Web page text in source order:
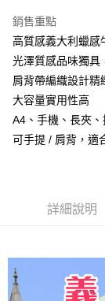
國泰世華商業銀行
臺灣中小企業銀
匯豐（台灣）商
聯邦商業銀行
元大商業銀行
台新國際商業銀行
台灣樂天信用卡
華南商業銀行
上海商業儲蓄銀
國泰世華商業銀
臺灣中小企業銀行
匯豐（台灣）商
聯邦商業銀行
元大商業銀行
玉山商業銀行
Apple Pay
悠遊付
Google Pay
ATM付款
每筆NT$60，滿
每筆NT$60，滿
7-11取貨付款
銷售重點
高質感義大利蠟感
光澤質感品味獨具
肩背帶編織設計精
大容量實用性高
A4、手機、長夾
可手提 / 肩背，適
詳細說明